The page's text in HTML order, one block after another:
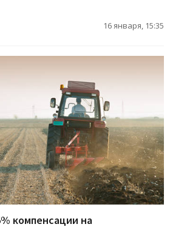
16 января, 15:35
компенсации на